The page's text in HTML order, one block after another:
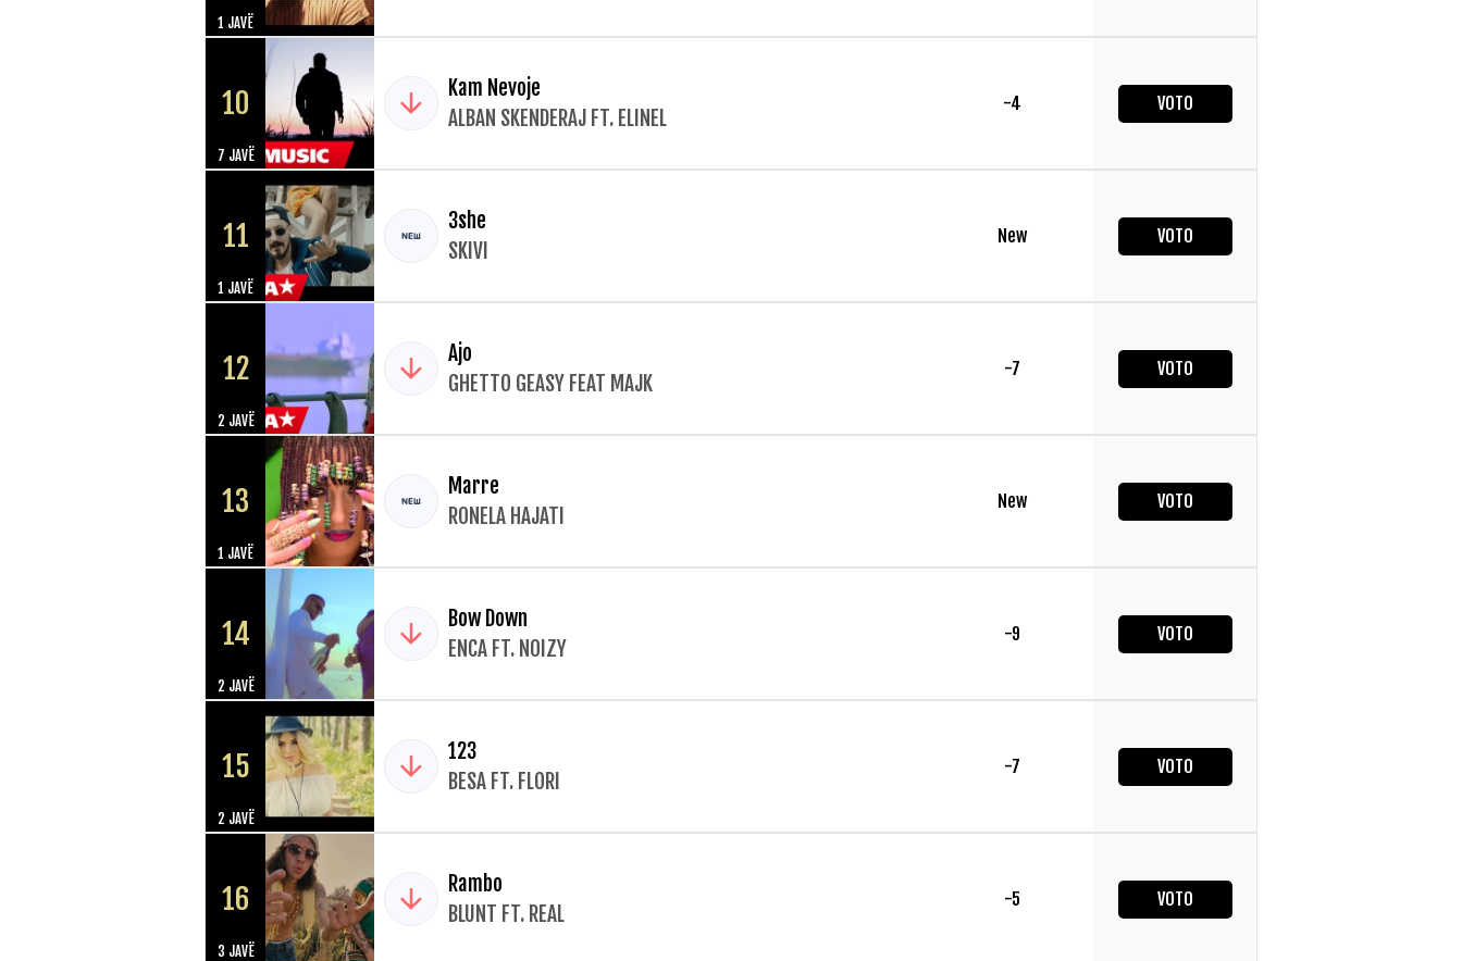
1 JAVË
10
7 JAVË
Kam Nevoje
ALBAN SKENDERAJ FT. ELINEL
-4 VOTO
11
1 JAVË
3she
SKIVI
New VOTO
12
2 JAVË
Ajo
GHETTO GEASY FEAT MAJK
-7 VOTO
13
1 JAVË
Marre
RONELA HAJATI
New VOTO
14
2 JAVË
Bow Down
ENCA FT. NOIZY
-9 VOTO
15
2 JAVË
123
BESA FT. FLORI
-7 VOTO
16
3 JAVË
Rambo
BLUNT FT. REAL
-5 VOTO